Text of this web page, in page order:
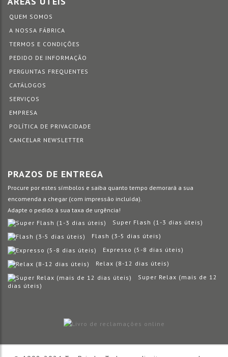
QUEM SOMOS
A NOSSA FÁBRICA
TERMOS E CONDIÇÕES
PEDIDO DE INFORMAÇÃO
PERGUNTAS FREQUENTES
CATÁLOGOS
SERVIÇOS
EMPRESA
POLÍTICA DE PRIVACIDADE
CANCELAR NEWSLETTER
PRAZOS DE ENTREGA
Procure por estes símbolos e saiba quanto tempo demorará a sua
encomenda a chegar (com impressão incluída).
Adapte o pedido à sua taxa de urgência!
Super Flash (1-3 dias úteis)
Flash (3-5 dias úteis)
Expresso (5-8 dias úteis)
Relax (8-12 dias úteis)
Super Relax (mais de 12
dias úteis)